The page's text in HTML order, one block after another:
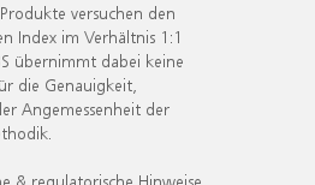
versuchen den
Index im Verhältnis 1:1
übernimmt dabei keine
die Genauigkeit,
Angemessenheit der